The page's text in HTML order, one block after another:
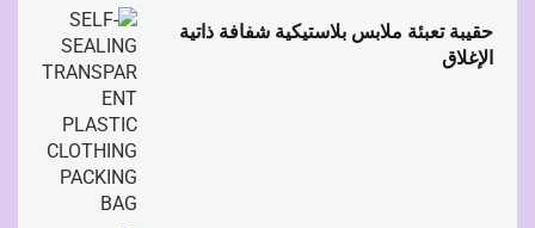
حقيبة تعبئة ملابس بلاستيكية شفافة ذاتية
الإغلاق